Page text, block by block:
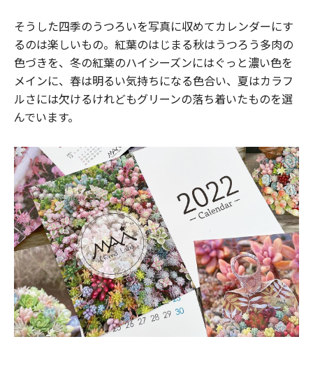
そうした四季のうつろいを写真に収めてカレンダーにす
るのは楽しいもの。紅葉のはじまる秋はうつろう多肉の
色づきを、冬の紅葉のハイシーズンにはぐっと濃い色を
メインに、春は明るい気持ちになる色合い、夏はカラフ
ルさには欠けるけれどもグリーンの落ち着いたものを選
んでいます。